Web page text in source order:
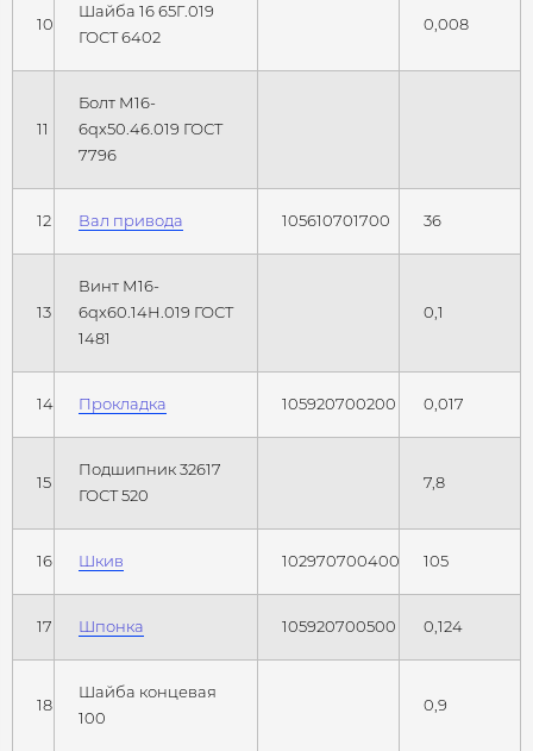
10
Шайба 16 65Г.019
ГОСТ 6402
0,008
11
Болт М16-
6qх50.46.019 ГОСТ
7796
12 Вал привода 105610701700 36
13
Винт М16-
6qх60.14Н.019 ГОСТ
1481
0,1
14 Прокладка 105920700200 0,017
15
Подшипник 32617
ГОСТ 520
7,8
16 Шкив 102970700400 105
17 Шпонка 105920700500 0,124
18
Шайба концевая
100
0,9